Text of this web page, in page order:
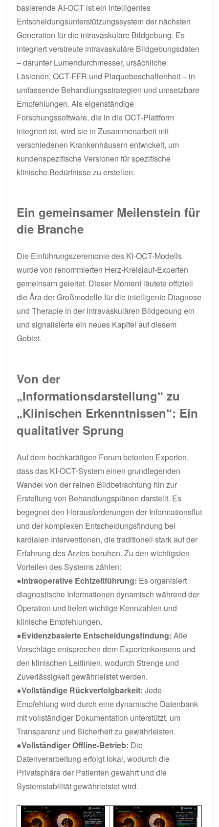
basierende AI-OCT ist ein intelligentes
Entscheidungsunterstützungssystem der nächsten
Generation für die intravaskuläre Bildgebung. Es
integriert verstreute intravaskuläre Bildgebungsdaten
– darunter Lumendurchmesser, ursächliche
Läsionen, OCT-FFR und Plaquebeschaffenheit – in
umfassende Behandlungsstrategien und umsetzbare
Empfehlungen. Als eigenständige
Forschungssoftware, die in die OCT-Plattform
integriert ist, wird sie in Zusammenarbeit mit
verschiedenen Krankenhäusern entwickelt, um
kundenspezifische Versionen für spezifische
klinische Bedürfnisse zu erstellen.
Ein gemeinsamer Meilenstein für
die Branche
Die Einführungszeremonie des KI-OCT-Modells
wurde von renommierten Herz-Kreislauf-Experten
gemeinsam geleitet. Dieser Moment läutete offiziell
die Ära der Großmodelle für die intelligente Diagnose
und Therapie in der intravaskulären Bildgebung ein
und signalisierte ein neues Kapitel auf diesem
Gebiet.
Von der
„Informationsdarstellung“ zu
„Klinischen Erkenntnissen“: Ein
qualitativer Sprung
Auf dem hochkarätigen Forum betonten Experten,
dass das KI-OCT-System einen grundlegenden
Wandel von der reinen Bildbetrachtung hin zur
Erstellung von Behandlungsplänen darstellt. Es
begegnet den Herausforderungen der Informationsflut
und der komplexen Entscheidungsfindung bei
kardialen Interventionen, die traditionell stark auf der
Erfahrung des Arztes beruhen. Zu den wichtigsten
Vorteilen des Systems zählen:
●Intraoperative Echtzeitführung: Es organisiert
diagnostische Informationen dynamisch während der
Operation und liefert wichtige Kennzahlen und
klinische Empfehlungen.
●Evidenzbasierte Entscheidungsfindung:Alle
Vorschläge entsprechen dem Expertenkonsens und
den klinischen Leitlinien, wodurch Strenge und
Zuverlässigkeit gewährleistet werden.
●Vollständige Rückverfolgbarkeit:Jede
Empfehlung wird durch eine dynamische Datenbank
mit vollständiger Dokumentation unterstützt, um
Transparenz und Sicherheit zu gewährleisten.
●Vollständiger Offline-Betrieb: Die
Datenverarbeitung erfolgt lokal, wodurch die
Privatsphäre der Patienten gewahrt und die
Systemstabilität gewährleistet wird.